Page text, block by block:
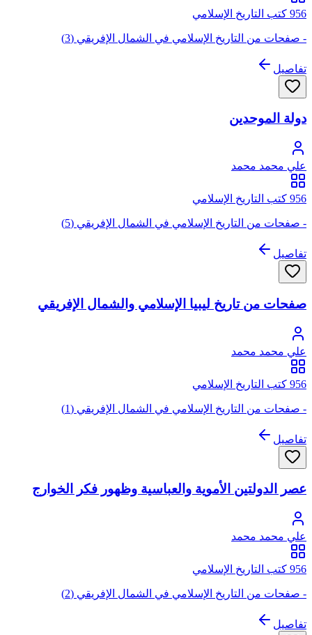
956 كتب التاريخ الإسلامي
- صفحات من التاريخ الإسلامي في الشمال الإفريقي (3)
تفاصيل
دولة الموحدين
علي محمد محمد
956 كتب التاريخ الإسلامي
- صفحات من التاريخ الإسلامي في الشمال الإفريقي (5)
تفاصيل
صفحات من تاريخ ليبيا الإسلامي والشمال الإفريقي
علي محمد محمد
956 كتب التاريخ الإسلامي
- صفحات من التاريخ الإسلامي في الشمال الإفريقي (1)
تفاصيل
عصر الدولتين الأموية والعباسية وظهور فكر الخوارج
علي محمد محمد
956 كتب التاريخ الإسلامي
- صفحات من التاريخ الإسلامي في الشمال الإفريقي (2)
تفاصيل